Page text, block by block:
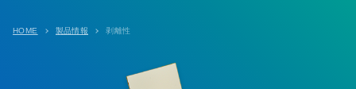
HOME 製品情報 剥離性